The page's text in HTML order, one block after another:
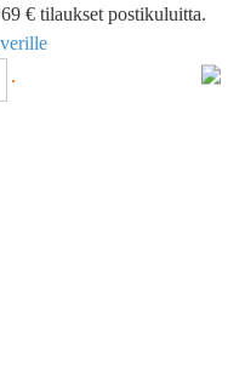
€ tilaukset postikuluitta.